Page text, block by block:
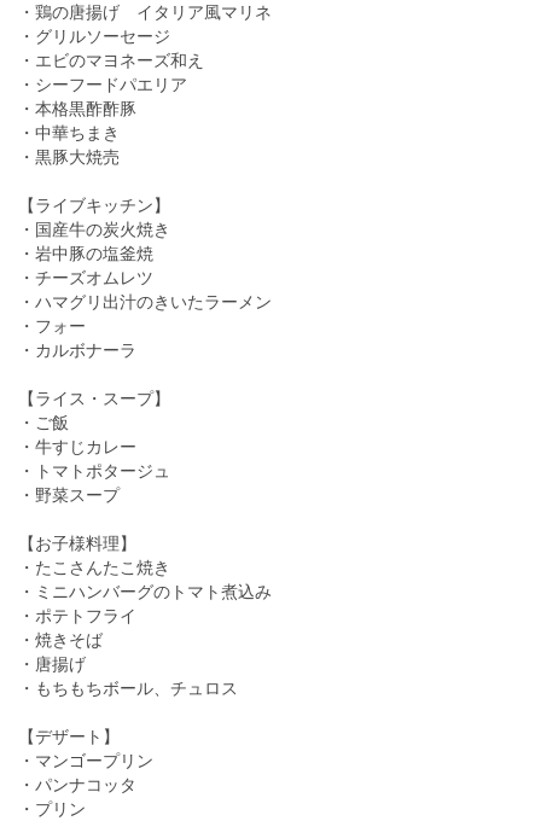
・鶏の唐揚げ イタリア風マリネ
・グリルソーセージ
・エビのマヨネーズ和え
・シーフードパエリア
・本格黒酢酢豚
・中華ちまき
・黒豚大焼売
【ライブキッチン】
・国産牛の炭火焼き
・岩中豚の塩釜焼
・チーズオムレツ
・ハマグリ出汁のきいたラーメン
・フォー
・カルボナーラ
【ライス・スープ】
・ご飯
・牛すじカレー
・トマトポタージュ
・野菜スープ
【お子様料理】
・たこさんたこ焼き
・ミニハンバーグのトマト煮込み
・ポテトフライ
・焼きそば
・唐揚げ
・もちもちボール、チュロス
【デザート】
・マンゴープリン
・パンナコッタ
・プリン